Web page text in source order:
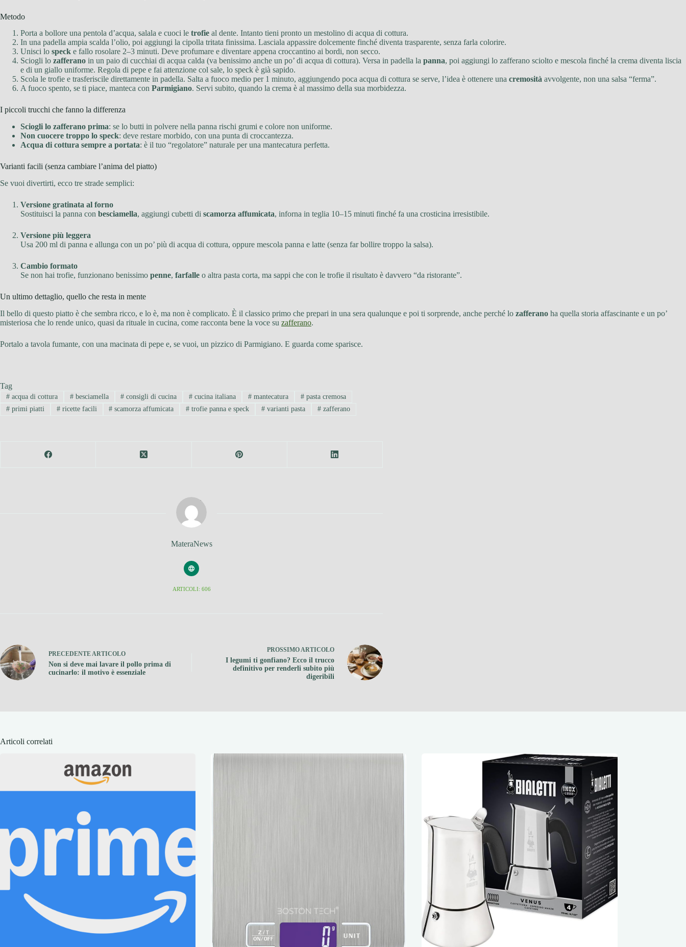
Metodo
Porta a bollore una pentola d’acqua, salala e cuoci le trofie al dente. Intanto tieni pronto un mestolino di acqua di cottura.
In una padella ampia scalda l’olio, poi aggiungi la cipolla tritata finissima. Lasciala appassire dolcemente finché diventa trasparente, senza farla colorire.
Unisci lo speck e fallo rosolare 2–3 minuti. Deve profumare e diventare appena croccantino ai bordi, non secco.
Sciogli lo zafferano in un paio di cucchiai di acqua calda (va benissimo anche un po’ di acqua di cottura). Versa in padella la panna, poi aggiungi lo zafferano sciolto e mescola finché la crema diventa liscia
e di un giallo uniforme. Regola di pepe e fai attenzione col sale, lo speck è già sapido.
Scola le trofie e trasferiscile direttamente in padella. Salta a fuoco medio per 1 minuto, aggiungendo poca acqua di cottura se serve, l’idea è ottenere una cremosità avvolgente, non una salsa “ferma”.
A fuoco spento, se ti piace, manteca con Parmigiano. Servi subito, quando la crema è al massimo della sua morbidezza.
I piccoli trucchi che fanno la differenza
Sciogli lo zafferano prima: se lo butti in polvere nella panna rischi grumi e colore non uniforme.
Non cuocere troppo lo speck: deve restare morbido, con una punta di croccantezza.
Acqua di cottura sempre a portata: è il tuo “regolatore” naturale per una mantecatura perfetta.
Varianti facili (senza cambiare l’anima del piatto)
Se vuoi divertirti, ecco tre strade semplici:
Versione gratinata al forno
Sostituisci la panna con besciamella, aggiungi cubetti di scamorza affumicata, inforna in teglia 10–15 minuti finché fa una crosticina irresistibile.
Versione più leggera
Usa 200 ml di panna e allunga con un po’ più di acqua di cottura, oppure mescola panna e latte (senza far bollire troppo la salsa).
Cambio formato
Se non hai trofie, funzionano benissimo penne, farfalle o altra pasta corta, ma sappi che con le trofie il risultato è davvero “da ristorante”.
Un ultimo dettaglio, quello che resta in mente
Il bello di questo piatto è che sembra ricco, e lo è, ma non è complicato. È il classico primo che prepari in una sera qualunque e poi ti sorprende, anche perché lo zafferano ha quella storia affascinante e un po’
misteriosa che lo rende unico, quasi da rituale in cucina, come racconta bene la voce su zafferano.
Portalo a tavola fumante, con una macinata di pepe e, se vuoi, un pizzico di Parmigiano. E guarda come sparisce.
Tag
#acqua di cottura #besciamella # consigli di cucina # cucina italiana # mantecatura #pasta cremosa
#primi piatti #ricette facili # scamorza affumicata # trofie panna e speck # varianti pasta #zafferano
MateraNews
ARTICOLI: 606
PRECEDENTE ARTICOLO
Non si deve mai lavare il pollo prima di
cucinarlo: il motivo è essenziale
PROSSIMO ARTICOLO
I legumi ti gonfiano? Ecco il trucco
definitivo per renderli subito più
digeribili
Articoli correlati